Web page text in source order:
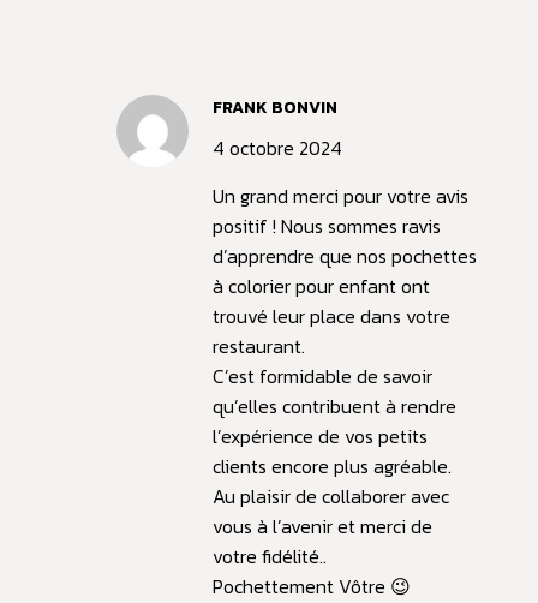
FRANK BONVIN
4 octobre 2024
Un grand merci pour votre avis
positif ! Nous sommes ravis
d’apprendre que nos pochettes
à colorier pour enfant ont
trouvé leur place dans votre
restaurant.
C’est formidable de savoir
qu’elles contribuent à rendre
l’expérience de vos petits
clients encore plus agréable.
Au plaisir de collaborer avec
vous à l’avenir et merci de
votre fidélité..
Pochettement Vôtre 😉